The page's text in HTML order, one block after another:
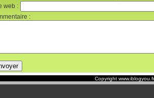
web :
:
Copyright